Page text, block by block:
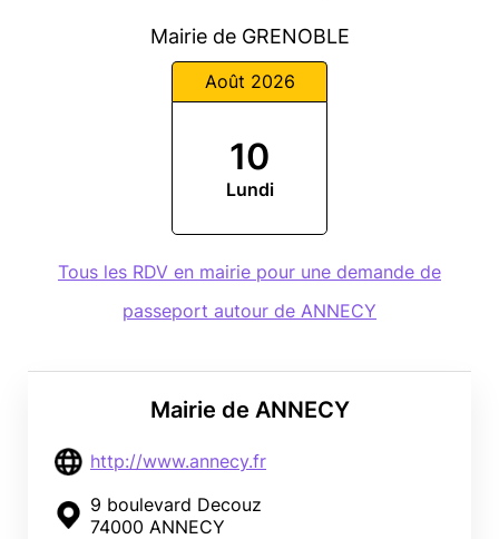
Mairie de ANNECY
http://www.annecy.fr
9 boulevard Decouz
74000 ANNECY
Mairie de GRENOBLE
Août 2026
10
Lundi
Tous les RDV en mairie pour une demande de
passeport autour de ANNECY